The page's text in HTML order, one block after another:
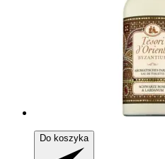
Do koszyka